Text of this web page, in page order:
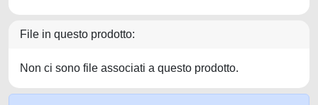
File in questo prodotto:
Non ci sono file associati a questo prodotto.